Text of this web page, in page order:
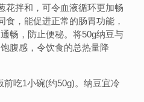
花拌和，可令血液循环更加畅
食，能促进正常的肠胃功能，
畅，防止便秘。将50g纳豆与
腹感，令饮食的总热量降
吃1小碗(约50g)。纳豆宜冷